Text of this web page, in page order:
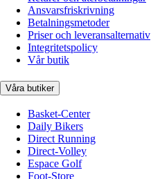
Ansvarsfriskrivning
Betalningsmetoder
Priser och leveransalternativ
Integritetspolicy
Vår butik
Våra butiker
Basket-Center
Daily Bikers
Direct Running
Direct-Volley
Espace Golf
Foot-Store